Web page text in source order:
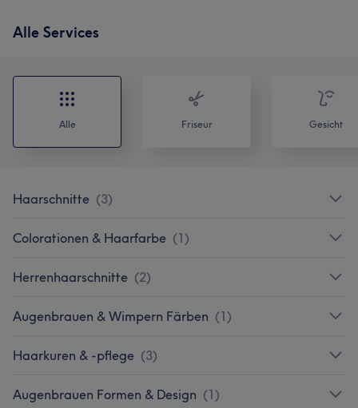
Alle Services
Alle Friseur Gesicht
Haarschnitte (3)
Colorationen & Haarfarbe (1)
Herrenhaarschnitte (2)
Augenbrauen & Wimpern Färben (1)
Haarkuren & -pflege (3)
Augenbrauen Formen & Design (1)